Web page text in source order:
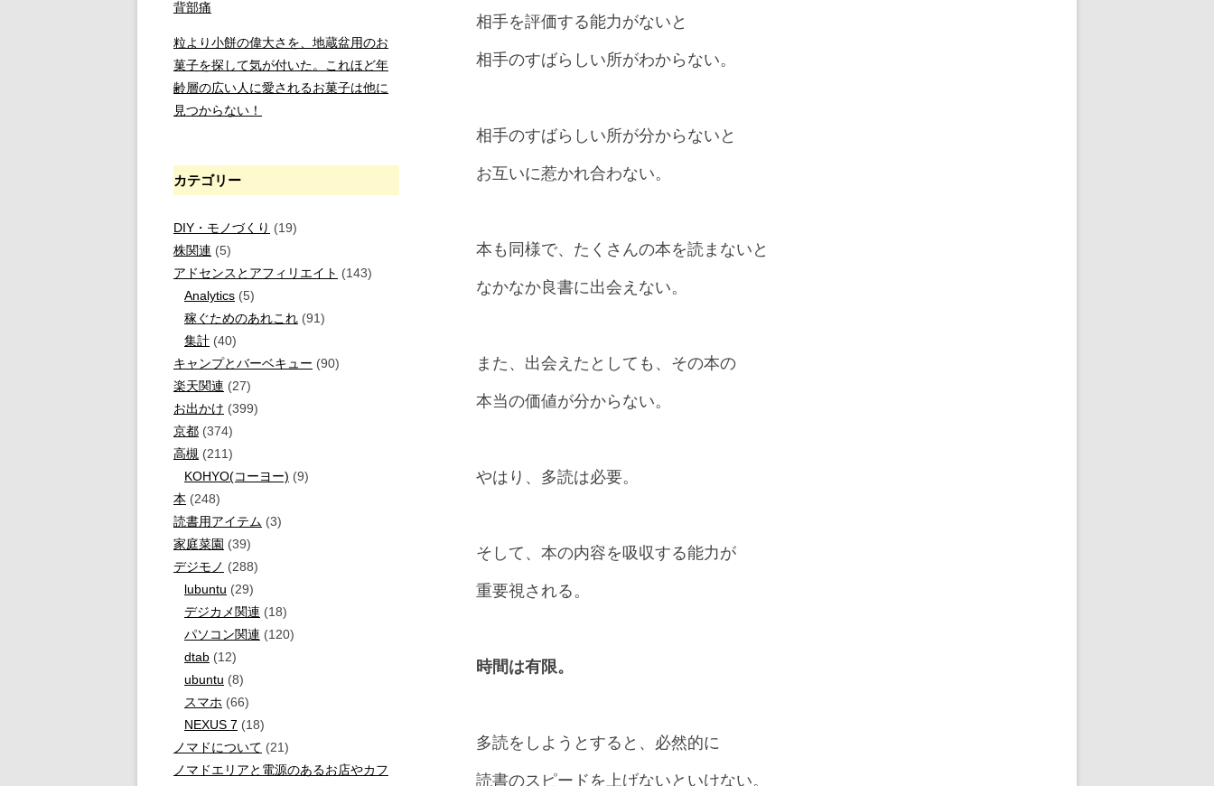
相手を評価する能力がないと
相手のすばらしい所がわからない。
相手のすばらしい所が分からないと
お互いに惹かれ合わない。
本も同様で、たくさんの本を読まないと
なかなか良書に出会えない。
また、出会えたとしても、その本の
本当の価値が分からない。
やはり、多読は必要。
そして、本の内容を吸収する能力が
重要視される。
時間は有限。
多読をしようとすると、必然的に
読書のスピードを上げないといけない。
背部痛
粒より小餅の偉大さを、地蔵盆用のお
菓子を探して気が付いた。これほど年
齢層の広い人に愛されるお菓子は他に
見つからない！
カテゴリー
DIY・モノづくり (19)
株関連 (5)
アドセンスとアフィリエイト (143)
Analytics (5)
稼ぐためのあれこれ (91)
集計 (40)
キャンプとバーベキュー (90)
楽天関連 (27)
お出かけ (399)
京都 (374)
高槻 (211)
KOHYO(コーヨー) (9)
本 (248)
読書用アイテム (3)
家庭菜園 (39)
デジモノ (288)
lubuntu (29)
デジカメ関連 (18)
パソコン関連 (120)
dtab (12)
ubuntu (8)
スマホ (66)
NEXUS 7 (18)
ノマドについて (21)
ノマドエリアと電源のあるお店やカフ